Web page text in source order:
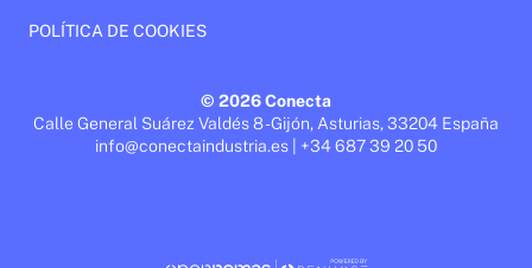
POLÍTICA DE COOKIES
© 2026 Conecta
Calle General Suárez Valdés 8 - Gijón, Asturias, 33204 España
info@conectaindustria.es | +34 687 39 20 50